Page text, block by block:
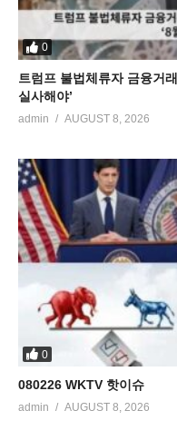
0
트럼프 불법체류자 금융거
실사해야’
admin AUGUST 8, 2026
0
080226 WKTV 핫이슈
admin AUGUST 8, 2026